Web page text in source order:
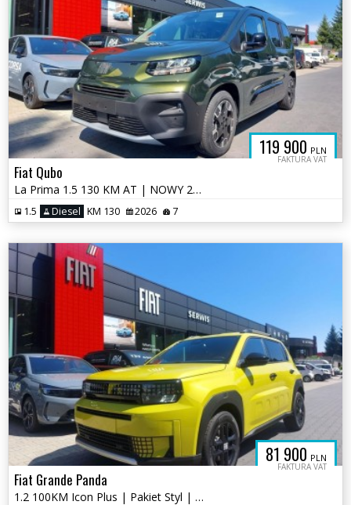
119 900 PLN
FAKTURA VAT
Fiat Qubo
La Prima 1.5 130 KM AT | NOWY 2026 | Dach Magic Top | Ekran 10" | Auto
1.5 Diesel KM 130 2026 7
81 900 PLN
FAKTURA VAT
Fiat Grande Panda
1.2 100KM Icon Plus | Pakiet Styl | Żółty Limone | Salon RIA